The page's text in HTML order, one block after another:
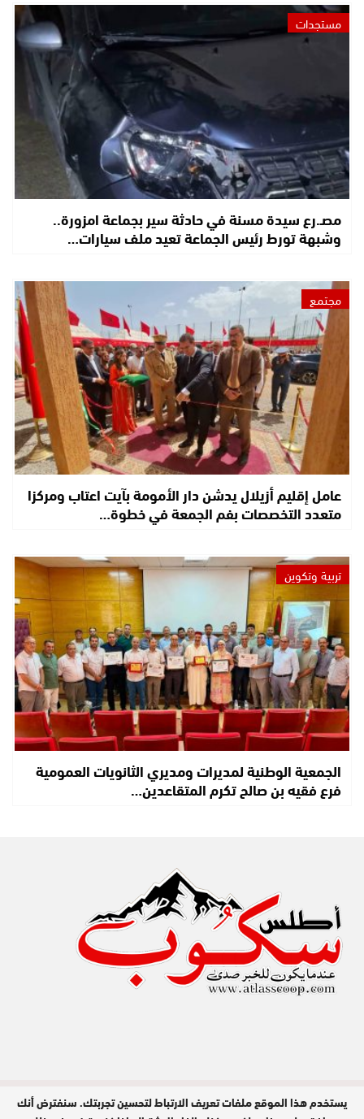
مستجدات
مصـ.رع سيدة مسنة في حادثة سير بجماعة امزورة..
وشبهة تورط رئيس الجماعة تعيد ملف سيارات…
مجتمع
عامل إقليم أزيلال يدشن دار الأمومة بآيت اعتاب ومركزا
متعدد التخصصات بفم الجمعة في خطوة…
تربية وتكوين
الجمعية الوطنية لمديرات ومديري الثانويات العمومية
فرع فقيه بن صالح تكرم المتقاعدين…
مدير النشر : عبد الله عزي / جميع الحقوق
يستخدم هذا الموقع ملفات تعريف الارتباط لتحسين تجربتك. سنفترض أنك